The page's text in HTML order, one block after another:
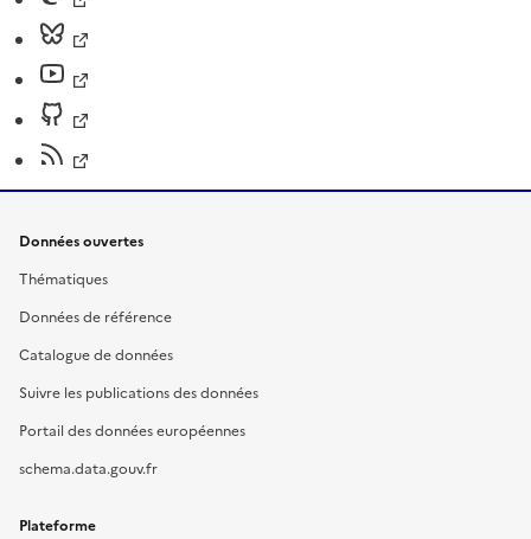
Données ouvertes
Thématiques
Données de référence
Catalogue de données
Suivre les publications des données
Portail des données européennes
schema.data.gouv.fr
Plateforme